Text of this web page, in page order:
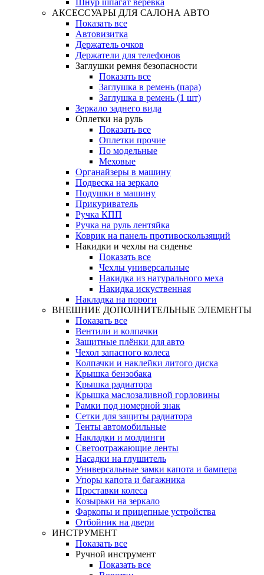
Шнур шпагат веревка
АКСЕССУАРЫ ДЛЯ САЛОНА АВТО
Показать все
Автовизитка
Держатель очков
Держатели для телефонов
Заглушки ремня безопасности
Показать все
Заглушка в ремень (пара)
Заглушка в ремень (1 шт)
Зеркало заднего вида
Оплетки на руль
Показать все
Оплетки прочиe
По модельные
Меховые
Органайзеры в машину
Подвеска на зеркало
Подушки в машину
Прикуриватель
Ручка КПП
Ручка на руль лентяйка
Коврик на панель противоскользящий
Накидки и чехлы на сиденье
Показать все
Чехлы универсальные
Накидка из натурального меха
Накидка искуственная
Накладка на пороги
ВНЕШНИЕ ДОПОЛНИТЕЛЬНЫЕ ЭЛЕМЕНТЫ
Показать все
Вентили и колпачки
Защитные плёнки для авто
Чехол запасного колеса
Колпачки и наклейки литого диска
Крышка бензобака
Крышка радиатора
Крышка маслозаливной горловины
Рамки под номерной знак
Сетки для защиты радиатора
Тенты автомобильные
Накладки и молдинги
Светоотражающие ленты
Насадки на глушитель
Универсальные замки капота и бампера
Упоры капота и багажника
Проставки колеса
Козырьки на зеркало
Фаркопы и прицепные устройства
Отбойник на двери
ИНСТРУМЕНТ
Показать все
Ручной инструмент
Показать все